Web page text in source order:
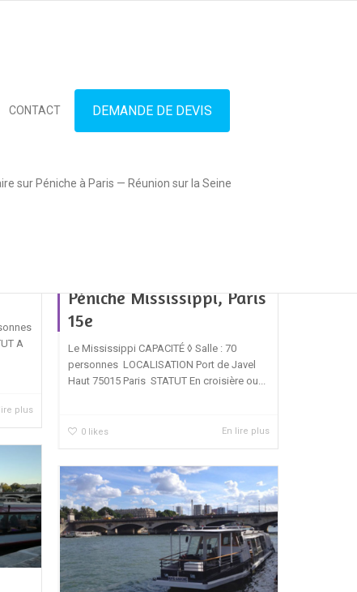
CONTACT DEMANDE DE DEVIS
sur Péniche à Paris — Réunion sur la Seine
A
plus
Péniche Mississippi, Paris
15e
Le Mississippi CAPACITÉ ◊ Salle : 70
personnes LOCALISATION Port de Javel
Haut 75015 Paris STATUT En croisière ou...
0 likes En lire plus